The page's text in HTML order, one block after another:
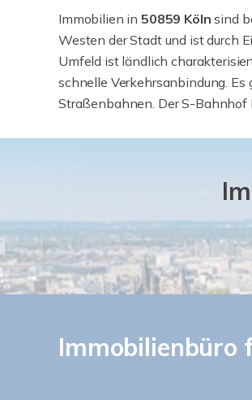
Immobilien in 50859 Kölnsind
Westen der Stadt und ist durch
Umfeld ist ländlich
schnelle Verkehrsanbindung.
Straßenbahnen. Der S-
Immobilienbüro